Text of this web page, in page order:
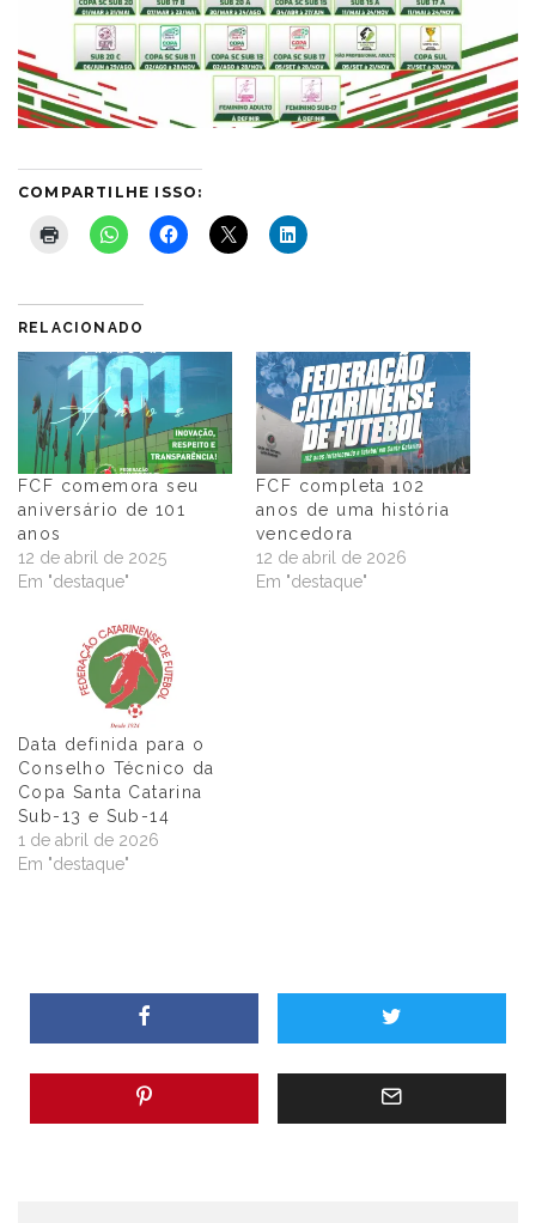
COMPARTILHE ISSO:
RELACIONADO
FCF comemora seu
aniversário de 101
anos
12 de abril de 2025
Em "destaque"
FCF completa 102
anos de uma história
vencedora
12 de abril de 2026
Em "destaque"
Data definida para o
Conselho Técnico da
Copa Santa Catarina
Sub-13 e Sub-14
1 de abril de 2026
Em "destaque"